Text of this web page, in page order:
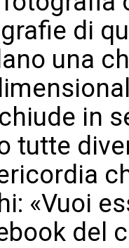
di
una
in
tutte
«Vuoi
del